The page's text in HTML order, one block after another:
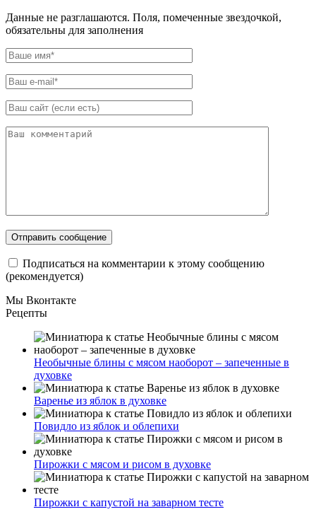
Данные не разглашаются. Поля, помеченные звездочкой,
обязательны для заполнения
Подписаться на комментарии к этому сообщению
(рекомендуется)
Мы Вконтакте
Рецепты
Необычные блины с мясом наоборот – запеченные в
духовке
Варенье из яблок в духовке
Повидло из яблок и облепихи
Пирожки с мясом и рисом в духовке
Пирожки с капустой на заварном тесте